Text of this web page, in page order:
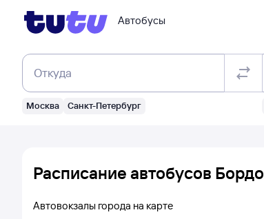
Автобусы
Откуда
Москва Санкт-Петербург
Расписание автобусов Бордо
Автовокзалы города на карте